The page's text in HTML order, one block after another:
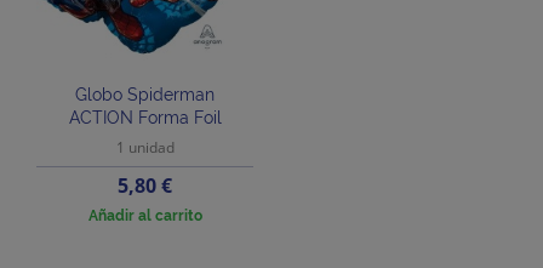
Globo Spiderman
ACTION Forma Foil
1 unidad
Precio
5,80 €
Añadir al carrito